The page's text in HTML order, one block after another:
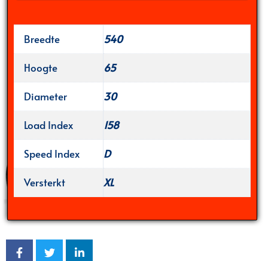
Breedte
540
Hoogte
65
Diameter
30
Load Index
158
Speed Index
D
Versterkt
XL